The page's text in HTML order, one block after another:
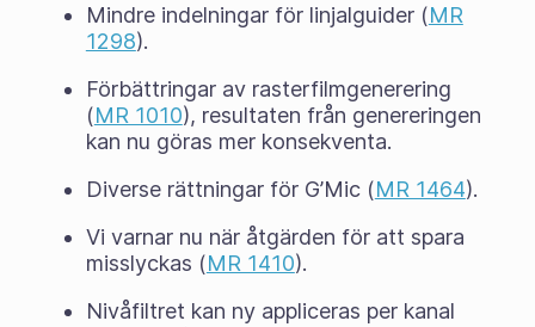
Mindre indelningar för linjalguider (MR
1298).
Förbättringar av rasterfilmgenerering
(MR 1010), resultaten från genereringen
kan nu göras mer konsekventa.
Diverse rättningar för G’Mic (MR 1464).
Vi varnar nu när åtgärden för att spara
misslyckas (MR 1410).
Nivåfiltret kan ny appliceras per kanal